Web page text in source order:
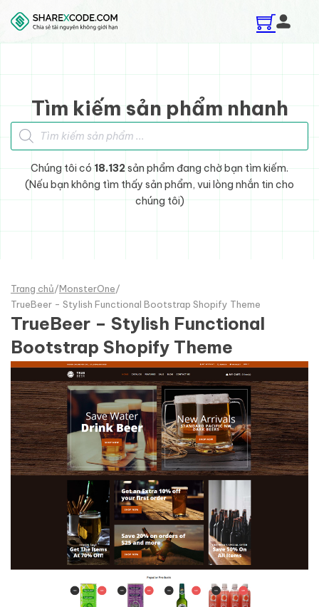
Skip to main content
Skip to footer
Tìm kiếm sản phẩm nhanh
Tìm kiếm sản phẩm
Chúng tôi có 18.132sản phẩm đang chờ bạn tìm kiếm.
(Nếu bạn không tìm thấy sản phẩm, vui lòng nhắn tin cho
chúng tôi)
Trang chủ/MonsterOne/
TrueBeer - Stylish Functional Bootstrap Shopify Theme
TrueBeer – Stylish Functional
Bootstrap Shopify Theme